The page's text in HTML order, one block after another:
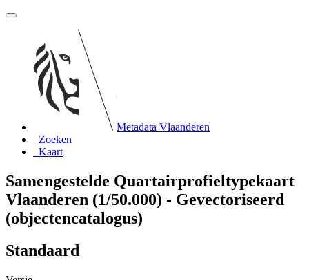
Metadata Vlaanderen
Zoeken
Kaart
Samengestelde Quartairprofieltypekaart
Vlaanderen (1/50.000) - Gevectoriseerd
(objectencatalogus)
Standaard